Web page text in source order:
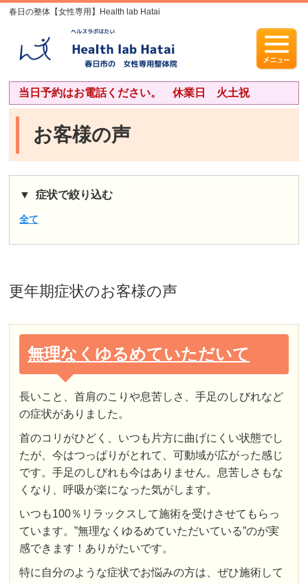
春日の整体【女性専用】Health lab Hatai
当日予約はお電話ください。 休業日 火土祝
お客様の声
症状で絞り込む
全て
更年期症状のお客様の声
無理なくゆるめていただいて
長いこと、首肩のこりや息苦しさ、手足のしびれなど
の症状がありました。
首のコリがひどく、いつも片方に曲げにくい状態でし
たが、今はつっぱりがとれて、可動域が広がった感じ
です。手足のしびれも今はありません。息苦しさもな
くなり、呼吸が楽になった気がします。
いつも100％リラックスして施術を受けさせてもらっ
ています。”無理なくゆるめていただいている”のが実
感できます！ありがたいです。
特に自分のような症状でお悩みの方は、ぜひ施術して